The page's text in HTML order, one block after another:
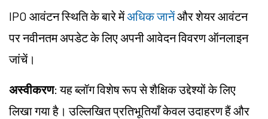
IPO आवंटन स्थिति के बारे मेंअधिक जानेंऔर शेयर आवंटन
पर नवीनतम अपडेट के लिए अपनी आवेदन विवरण ऑनलाइन
जांचें।
अस्वीकरण: यह ब्लॉग विशेष रूप से शैक्षिक उद्देश्यों के लिए
लिखा गया है। उल्लिखित प्रतिभूतियाँ केवल उदाहरण हैं और